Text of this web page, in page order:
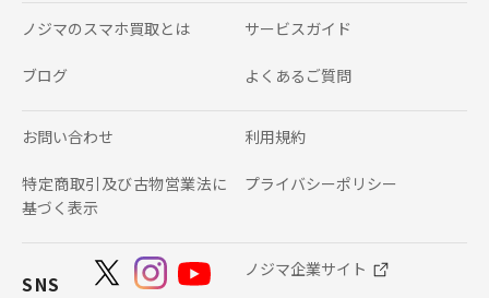
ノジマのスマホ買取とは サービスガイド
ブログ よくあるご質問
お問い合わせ 利用規約
特定商取引及び古物営業法に
基づく表示
プライバシーポリシー
SNS
ノジマ企業サイト